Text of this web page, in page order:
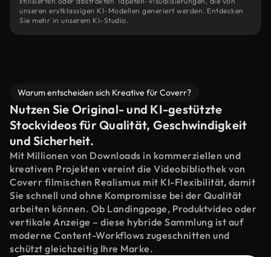
unseren erstklassigen KI-Modellen generiert werden. Entdecken
Sie mehr in unserem KI-Studio.
Warum entscheiden sich Kreative für Coverr?
Nutzen Sie Original- und KI-gestützte
Stockvideos für Qualität, Geschwindigkeit
und Sicherheit.
Mit Millionen von Downloads in kommerziellen und
kreativen Projekten vereint die Videobibliothek von
Coverr filmischen Realismus mit KI-Flexibilität, damit
Sie schnell und ohne Kompromisse bei der Qualität
arbeiten können. Ob Landingpage, Produktvideo oder
vertikale Anzeige – diese hybride Sammlung ist auf
moderne Content-Workflows zugeschnitten und
schützt gleichzeitig Ihre Marke.